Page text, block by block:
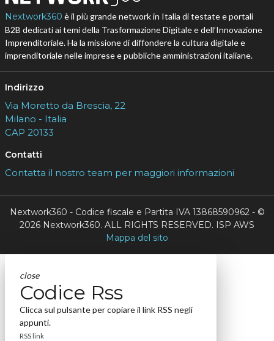
Nextwork360 è il più grande network in Italia di testate e portali
B2B dedicati ai temi della Trasformazione Digitale e dell’Innovazione
Imprenditoriale. Ha la missione di diffondere la cultura digitale e
imprenditoriale nelle imprese e pubbliche amministrazioni italiane.
Indirizzo
Via Moretto da Brescia, 22
Milano - Italia
CAP 20133
Contatti
Contatta il nostro team per maggiori informazioni
Nextwork360 - Codice fiscale e Partita IVA 13868590962 - ©
2026 Nextwork360. ALL RIGHTS RESERVED. ISP AWS
Mappa del sito
close
Codice Rss
Clicca sul pulsante per copiare il link RSS negli
appunti.
RSS link